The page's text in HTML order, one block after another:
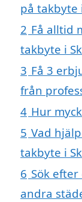
på takbyte
2 Få alltid
takbyte i
3 Få 3
från
4 Hur
5 Vad
takbyte i
6 Sök
andra